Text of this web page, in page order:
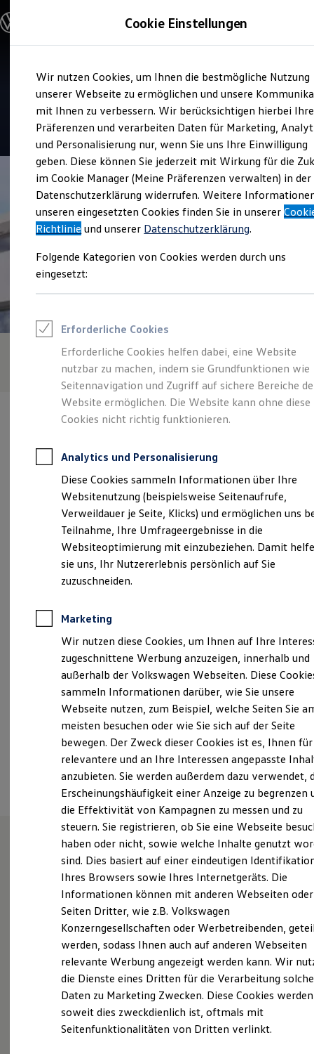
Hauptinhalt
springen
Footer
springen
Modelle und Konfigurator
Modelle vergleichen
Elektroautos
ENERGY Sondermodelle
Nutzfahrzeuge
SUV und CUV
Familienautos
Kombis
Kompaktwagen
Sportwagen
Schnell verfügbare Fahrzeuge
Angebote und Produkte
Aktuelle Angebote
E-Auto-Förderung
Volkswagen Marktplatz
Junge Gebrauchtwagen und Gebrauchtwagen
Volkswagen Zertifizierte Gebrauchtwagen
Zubehör- und Serviceangebote
Leasing
Leasing-Angebote
Gebrauchtwagen Leasing
Junge Gebrauchtwagen-Leasing
Elektroauto Leasing
Kleinwagen-Leasing
Leasing ohne Anzahlung
Finanzierung
Kfz-Versicherung
Restschuldversicherungen
Garantien
Wartungsverträge
Geschäftskunden
Professional Class bei Volkswagen
Großkunden
Behörden
Direktkunden
Sonderfahrzeuge
Anpfiff zum Gewinn
Elektroautos
ID. Tutorials
Elektrofahrzeugkonzepte
Reichweite
Reichweite der ID. Modelle
Reichweite im Winter
Laden
Laden unterwegs
Laden Zuhause
Ladestationen finden
Ladezeitensimulator
Batterie
Sicherheit
Garantie und Lebensdauer
Nachhaltigkeit
Technologie
Kosten und Kauf
Verbrauchskosten
Kaufoptionen
E-Auto-Förderung
Software und Konnektivität
ID. Software Versionen und Updates
Digitale Extras
Schnittstellen zu Ihrem ID.
Hybridautos
Marke und Erlebnis
Volkswagen R und R Experience
R-Modelle
Driving Experience
Volkswagen entdecken
Service
Autohaus Schön
4.7| 260 Bewertungen
Verantwortlich für die Inhalte auf dieser Seite ist die Autohaus
Schön GmbH & Co. KG (Impressum & Rechtliches)
Grundweg 37, 89542 Herbrechtingen
w.kondziolka@ah-schoen.vapn.de
Montag
Sonntag
Geschlossen
Ansprechpartner
Unsere Leistungenim
Überblick
Gebrauchtwagen
Service
Volkswagen Economy
Service
Online-Fahrzeugbewertung
Cookie Einstellungen
Wir nutzen Cookies, um Ihnen die bestmögliche Nutzung
unserer Webseite zu ermöglichen und unsere
mit Ihnen zu verbessern. Wir berücksichtigen hierbei Ihre
Präferenzen und verarbeiten Daten für Marketing,
und Personalisierung nur, wenn Sie uns Ihre Einwilligung
geben. Diese können Sie jederzeit mit Wirkung für die
im Cookie Manager (Meine Präferenzen verwalten) in der
Datenschutzerklärung widerrufen. Weitere
unseren eingesetzten Cookies finden Sie in unserer
Richtlinie und unserer Datenschutzerklärung.
Folgende Kategorien von Cookies werden durch uns
eingesetzt:
Erforderliche Cookies
Erforderliche Cookies helfen dabei, eine Website
nutzbar zu machen, indem sie Grundfunktionen wie
Seitennavigation und Zugriff auf sichere Bereiche
Website ermöglichen. Die Website kann ohne diese
Cookies nicht richtig funktionieren.
Analytics und Personalisierung
Diese Cookies sammeln Informationen über Ihre
Websitenutzung (beispielsweise Seitenaufrufe,
Verweildauer je Seite, Klicks) und ermöglichen uns
Teilnahme, Ihre Umfrageergebnisse in die
Websiteoptimierung mit einzubeziehen. Damit
sie uns, Ihr Nutzererlebnis persönlich auf Sie
zuzuschneiden.
Marketing
Wir nutzen diese Cookies, um Ihnen auf Ihre
zugeschnittene Werbung anzuzeigen, innerhalb und
außerhalb der Volkswagen Webseiten. Diese
sammeln Informationen darüber, wie Sie unsere
Webseite nutzen, zum Beispiel, welche Seiten Sie
meisten besuchen oder wie Sie sich auf der Seite
bewegen. Der Zweck dieser Cookies ist es, Ihnen für
relevantere und an Ihre Interessen angepasste
anzubieten. Sie werden außerdem dazu verwendet,
Erscheinungshäufigkeit einer Anzeige zu begrenzen
die Effektivität von Kampagnen zu messen und zu
steuern. Sie registrieren, ob Sie eine Webseite
haben oder nicht, sowie welche Inhalte genutzt
sind. Dies basiert auf einer eindeutigen
Ihres Browsers sowie Ihres Internetgeräts. Die
Informationen können mit anderen Webseiten oder
Seiten Dritter, wie z.B. Volkswagen
Konzerngesellschaften oder Werbetreibenden,
werden, sodass Ihnen auch auf anderen Webseiten
relevante Werbung angezeigt werden kann. Wir
die Dienste eines Dritten für die Verarbeitung
Daten zu Marketing Zwecken. Diese Cookies
soweit dies zweckdienlich ist, oftmals mit
Seitenfunktionalitäten von Dritten verlinkt.